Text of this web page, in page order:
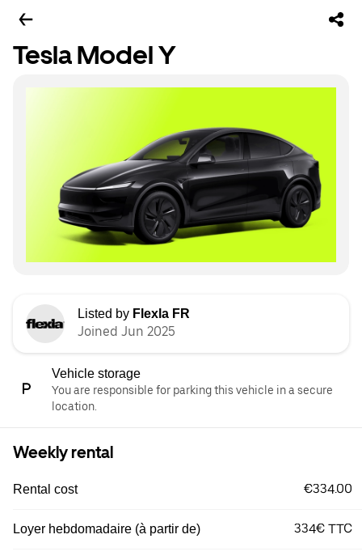
Tesla Model Y
Listed by Flexla FR
Joined Jun 2025
Vehicle storage
You are responsible for parking this vehicle in a secure
location.
Weekly rental
Rental cost €334.00
Loyer hebdomadaire (à partir de) 334€ TTC